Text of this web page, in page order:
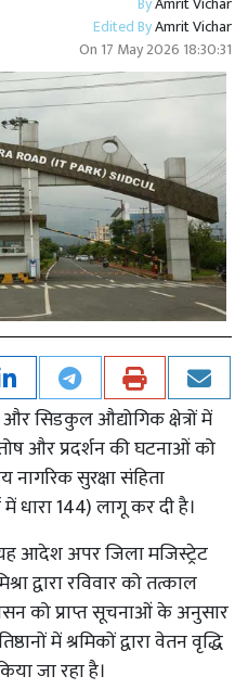
Edited ByAmrit Vichar
On 17 May 2026 18:30:31
सिडकुल औद्योगिक क्षेत्रों में
और प्रदर्शन की घटनाओं को
सुरक्षा संहिता
धारा 144) लागू कर दी है।
आदेश अपर जिला मजिस्ट्रेट
द्वारा रविवार को तत्काल
को प्राप्त सूचनाओं के अनुसार
में श्रमिकों द्वारा वेतन वृद्धि
जा रहा है।